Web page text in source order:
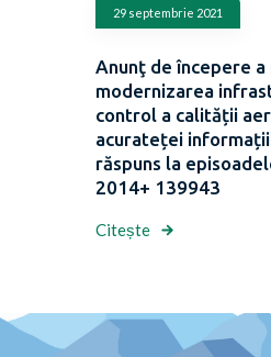
29 septembrie 2021
Anunţ de începere
modernizarea
control a calității
acurateței
răspuns la
2014+ 139943
Citește